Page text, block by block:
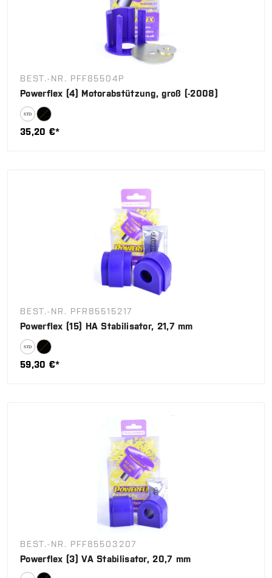
BEST.-NR. PFF85504P
Powerflex (4) Motorabstützung, groß (-2008)
35,20 €*
BEST.-NR. PFR85515217
Powerflex (15) HA Stabilisator, 21,7 mm
59,30 €*
BEST.-NR. PFF85503207
Powerflex (3) VA Stabilisator, 20,7 mm